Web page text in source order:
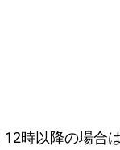
12時以降の場合